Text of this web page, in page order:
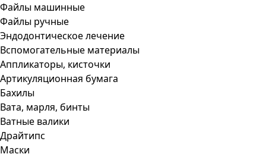
Файлы машинные
Файлы ручные
Эндодонтическое лечение
Вспомогательные материалы
Аппликаторы, кисточки
Артикуляционная бумага
Бахилы
Вата, марля, бинты
Ватные валики
Драйтипс
Маски